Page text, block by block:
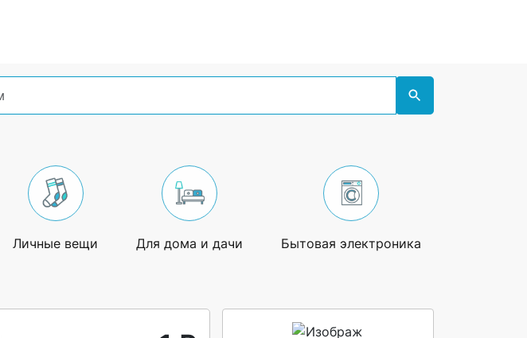
Личные вещи Для дома и дачи Бытовая электроника